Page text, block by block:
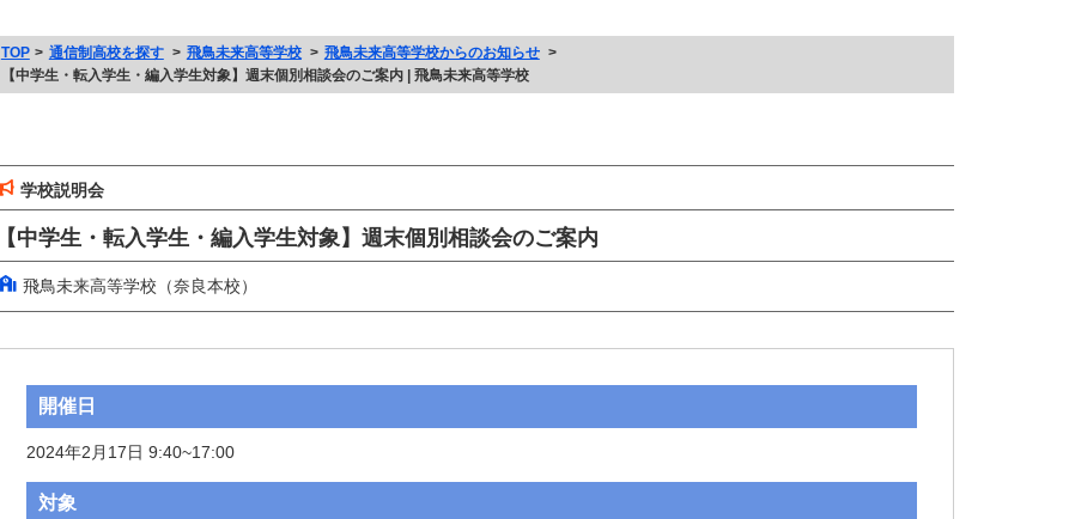
TOP 通信制高校を探す 飛鳥未来高等学校
飛鳥未来高等学校からのお知らせ
【中学生・転入学生・編入学生対象】週末個別相談会のご案内 | 飛鳥未来高等学校
学校説明会
【中学生・転入学生・編入学生対象】週末個別相談会のご案内
飛鳥未来高等学校（奈良本校）
開催日
2024年2月17日 9:40~17:00
対象